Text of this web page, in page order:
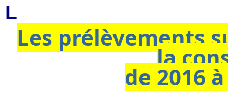
L
Les prélèvements
la
de 2016